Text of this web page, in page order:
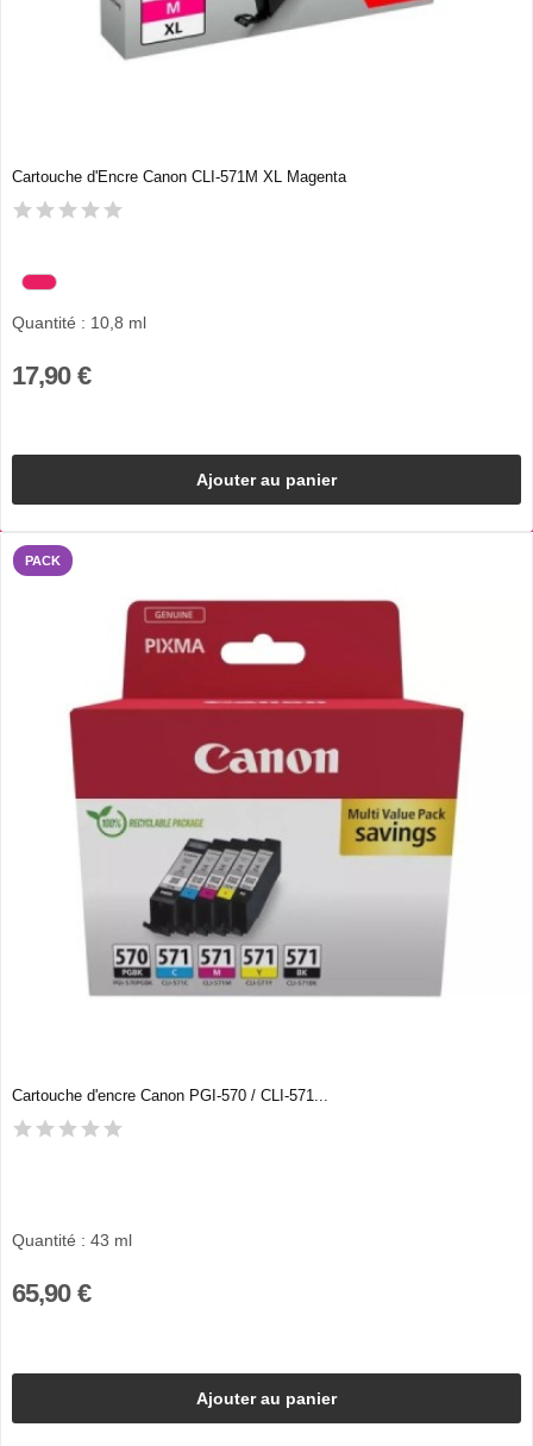
Cartouche d'Encre Canon CLI-571M XL Magenta
Quantité : 10,8 ml
17,90 €
Ajouter au panier
PACK
Cartouche d'encre Canon PGI-570 / CLI-571...
Quantité : 43 ml
65,90 €
Ajouter au panier